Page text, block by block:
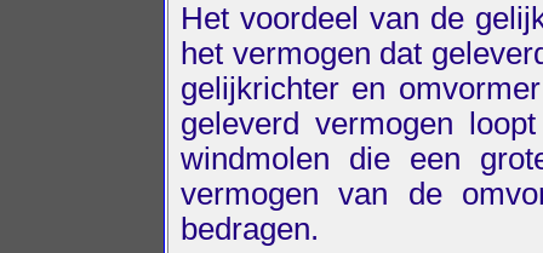
Het voordeel van de
het vermogen dat
gelijkrichter en
geleverd vermogen
windmolen die een
vermogen van de
bedragen.